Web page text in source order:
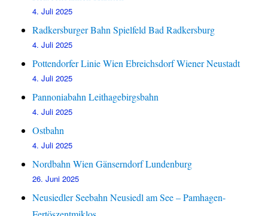
4. Juli 2025
Radkersburger Bahn Spielfeld Bad Radkersburg
4. Juli 2025
Pottendorfer Linie Wien Ebreichsdorf Wiener Neustadt
4. Juli 2025
Pannoniabahn Leithagebirgsbahn
4. Juli 2025
Ostbahn
4. Juli 2025
Nordbahn Wien Gänserndorf Lundenburg
26. Juni 2025
Neusiedler Seebahn Neusiedl am See – Pamhagen-